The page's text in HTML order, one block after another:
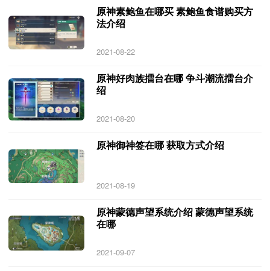
原神素鲍鱼在哪买 素鲍鱼食谱购买方
法介绍
2021-08-22
原神好肉族擂台在哪 争斗潮流擂台介
绍
2021-08-20
原神御神签在哪 获取方式介绍
2021-08-19
原神蒙德声望系统介绍 蒙德声望系统
在哪
2021-09-07